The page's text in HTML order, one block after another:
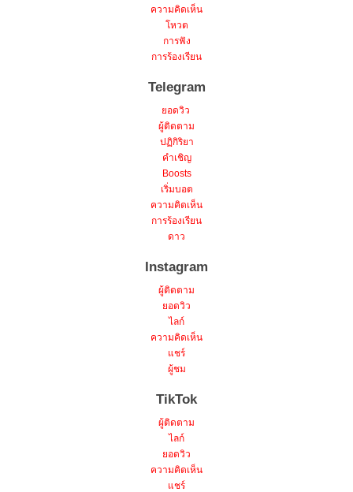
ความคิดเห็น
โหวต
การฟัง
การร้องเรียน
Telegram
ยอดวิว
ผู้ติดตาม
ปฏิกิริยา
คำเชิญ
Boosts
เริ่มบอต
ความคิดเห็น
การร้องเรียน
ดาว
Instagram
ผู้ติดตาม
ยอดวิว
ไลก์
ความคิดเห็น
แชร์
ผู้ชม
TikTok
ผู้ติดตาม
ไลก์
ยอดวิว
ความคิดเห็น
แชร์